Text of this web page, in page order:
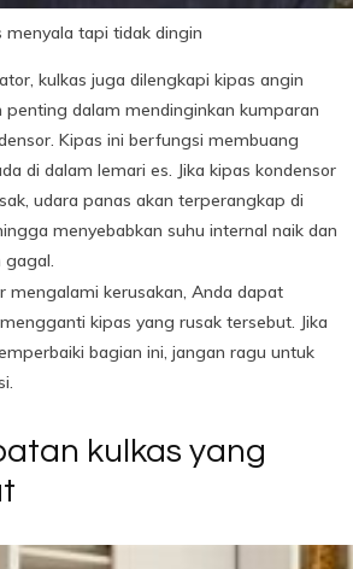
menyala tapi tidak dingin
kulkas juga dilengkapi kipas angin
penting dalam mendinginkan kumparan
Kipas ini berfungsi membuang
di dalam lemari es. Jika kipas kondensor
udara panas akan terperangkap di
menyebabkan suhu internal naik dan
gagal.
mengalami kerusakan, Anda dapat
kipas yang rusak tersebut. Jika
bagian ini, jangan ragu untuk
kulkas yang